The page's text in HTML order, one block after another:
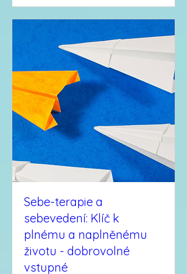
Sebe-terapie a
sebevedení: Klíč k
plnému a naplněnému
životu - dobrovolné
vstupné